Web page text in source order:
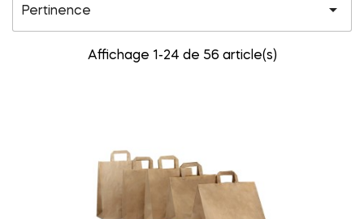
Pertinence 
Affichage 1-24 de 56 article(s)